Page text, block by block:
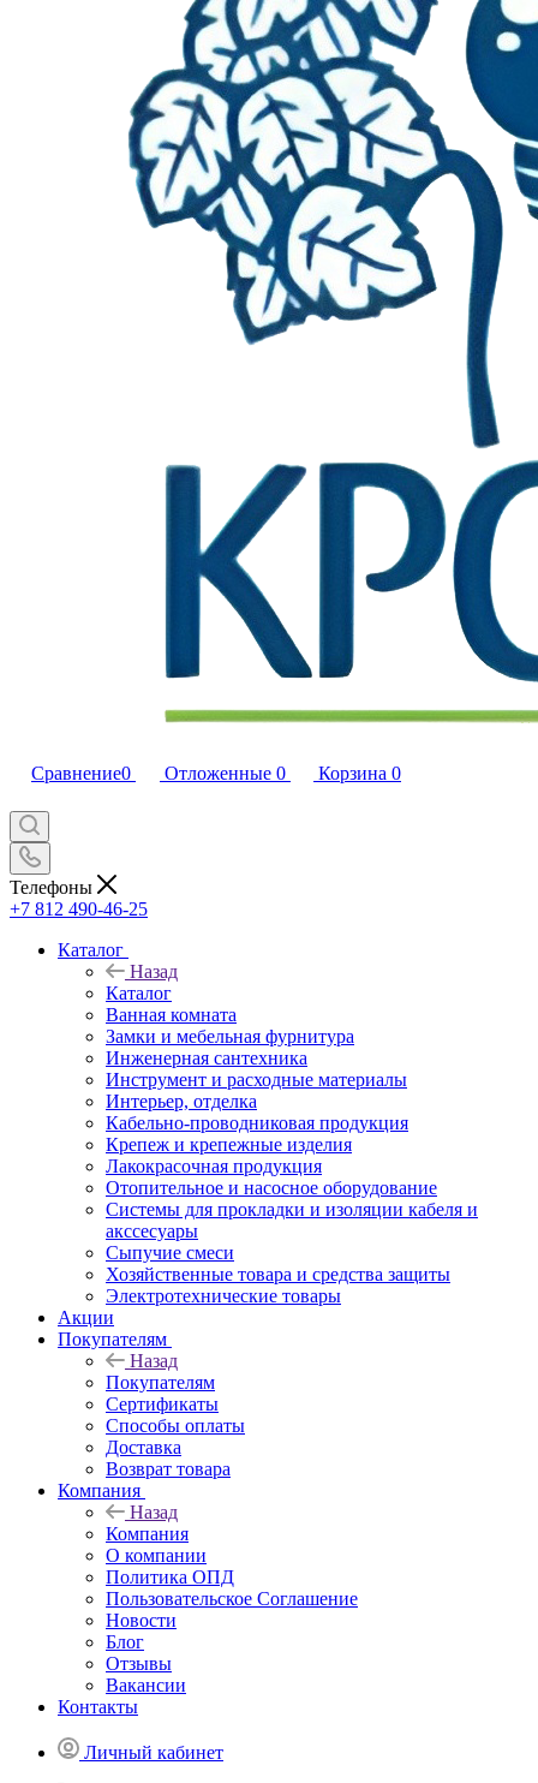
Сравнение0 Отложенные 0 Корзина 0
Телефоны
+7 812 490-46-25
Каталог
Назад
Каталог
Ванная комната
Замки и мебельная фурнитура
Инженерная сантехника
Инструмент и расходные материалы
Интерьер, отделка
Кабельно-проводниковая продукция
Крепеж и крепежные изделия
Лакокрасочная продукция
Отопительное и насосное оборудование
Системы для прокладки и изоляции кабеля и
акссесуары
Сыпучие смеси
Хозяйственные товара и средства защиты
Электротехнические товары
Акции
Покупателям
Назад
Покупателям
Сертификаты
Способы оплаты
Доставка
Возврат товара
Компания
Назад
Компания
О компании
Политика ОПД
Пользовательское Соглашение
Новости
Блог
Отзывы
Вакансии
Контакты
Личный кабинет